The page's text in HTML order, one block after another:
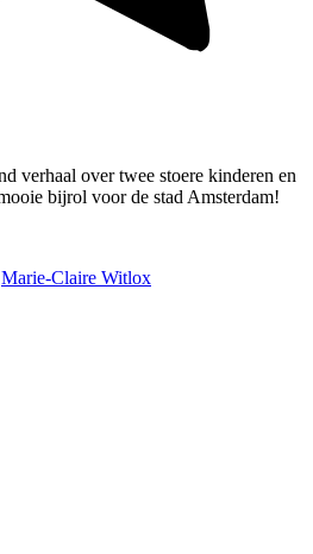
verhaal over twee stoere kinderen en
bijrol voor de stad Amsterdam!
Marie-Claire Witlox